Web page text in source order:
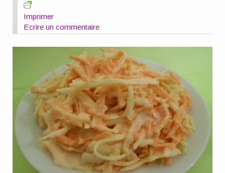
Imprimer
Ecrire un commentaire